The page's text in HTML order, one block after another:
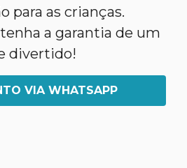
para as crianças.
a garantia de um
divertido!
VIA WHATSAPP